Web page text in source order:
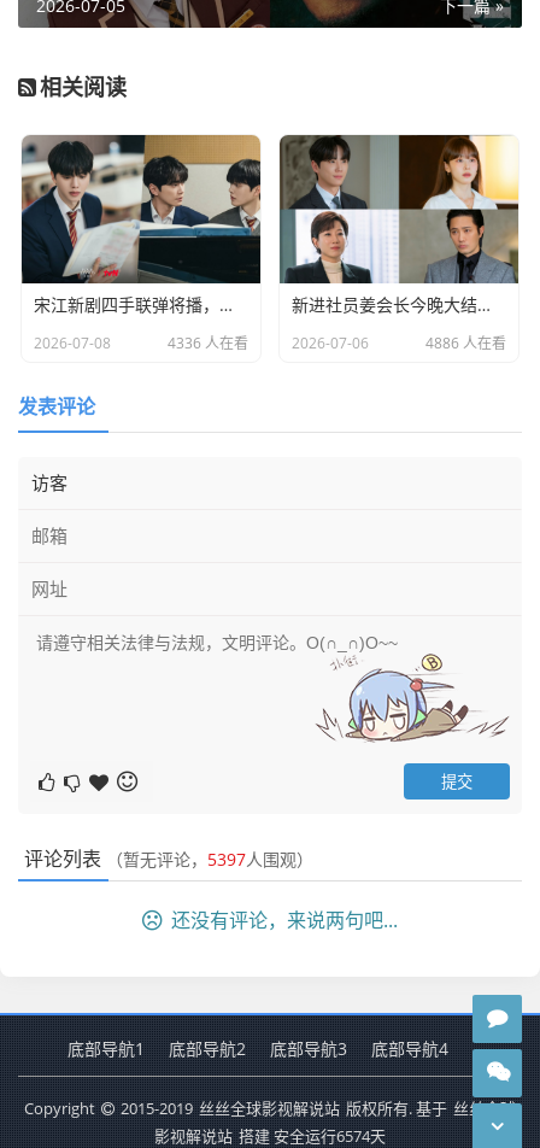
下一篇 »
2026-07-05
相关阅读
宋江新剧四手联弹将播，天才少年姜飞傲练习日志曝光
2026-07-08 4336 人在看
新进社员姜会长今晚大结局！主演李浚荣入伍前感性告别
2026-07-06 4886 人在看
发表评论
评论列表 （暂无评论， 5397人围观）
还没有评论，来说两句吧...
底部导航1 底部导航2 底部导航3 底部导航4
Copyright 2015-2019 丝丝全球影视解说站 版权所有. 基于 丝丝全球
影视解说站 搭建 安全运行6574天